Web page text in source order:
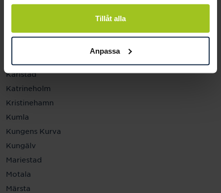
Tillåt alla
Anpassa
Helsingborg
Jönköping
Karlstad
Katrineholm
Kristinehamn
Kumla
Kungens Kurva
Kungälv
Mariestad
Motala
Märsta